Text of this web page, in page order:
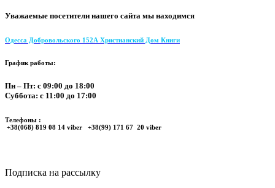
Уважаемые посетители нашего сайта мы находимся
Одесса Добровольского 152А Христианский Дом Книги
График работы:
Пн – Пт: с 09:00 до 18:00
Суббота: с 11:00 до 17:00
Телефоны :
+38(068) 819 08 14 viber +38(99) 171 67 20 viber
Подписка на рассылку